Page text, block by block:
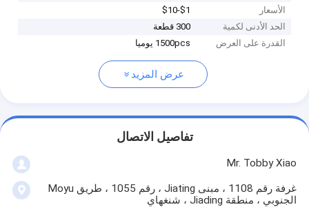
الأسعار
$1-$10
الحد الأدنى لكمية
300 قطعة
القدرة على العرض
1500pcs يوميا
عرض المزيد
تفاصيل الاتصال
Mr. Tobby Xiao
غرفة رقم 1108 ، مبنى Jiating ، رقم 1055 ، طريق Moyu
الجنوبي ، منطقة Jiading ، شنغهاي